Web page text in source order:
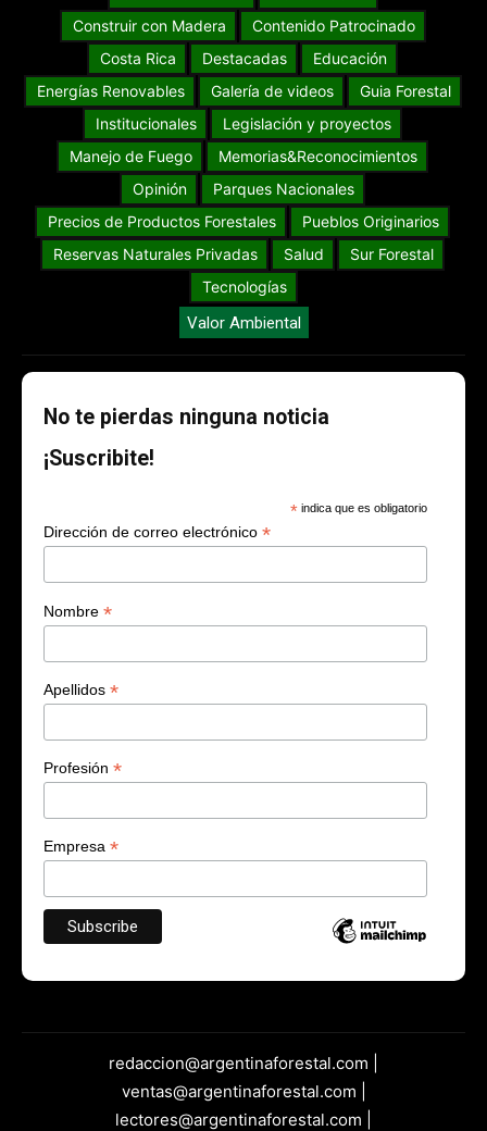
Construir con Madera
Contenido Patrocinado
Costa Rica
Destacadas
Educación
Energías Renovables
Galería de videos
Guia Forestal
Institucionales
Legislación y proyectos
Manejo de Fuego
Memorias&Reconocimientos
Opinión
Parques Nacionales
Precios de Productos Forestales
Pueblos Originarios
Reservas Naturales Privadas
Salud
Sur Forestal
Tecnologías
Valor Ambiental
No te pierdas ninguna noticia
¡Suscribite!
* indica que es obligatorio
Dirección de correo electrónico *
Nombre *
Apellidos *
Profesión *
Empresa *
redaccion@argentinaforestal.com |
ventas@argentinaforestal.com |
lectores@argentinaforestal.com |